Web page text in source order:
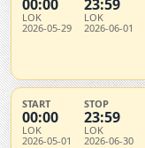
00:00
LOK
2026-05-29
23:59
LOK
2026-06-01
START
00:00
LOK
2026-05-01
STOP
23:59
LOK
2026-06-30